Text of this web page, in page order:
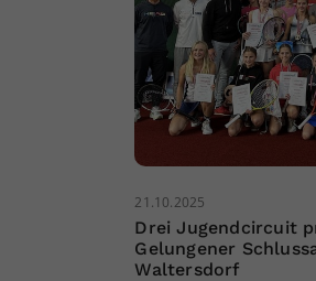
21.10.2025
Drei Jugendcircuit
Gelungener
Waltersdorf